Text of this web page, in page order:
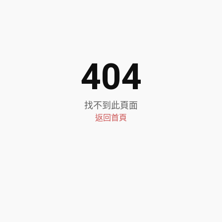
404
找不到此頁面
返回首頁